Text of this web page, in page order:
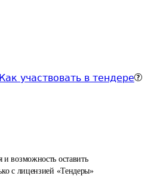
Как участвовать в тендере
возможность оставить
с лицензией «Тендеры»